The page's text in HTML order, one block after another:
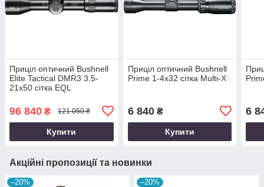
Приціл оптичний Bushnell
Elite Tactical DMR3 3,5-
21x50 сітка EQL
96 840 ₴ 121 050 ₴
Купити
Приціл оптичний Bushnell
Prime 1-4x32 сітка Multi-X
6 840₴
Купити
6
Акційні пропозиції та новинки
–20% –20%